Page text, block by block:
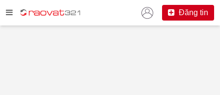
Đăng tin